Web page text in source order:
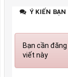
Ý KIẾN
Bạn cần
viết này